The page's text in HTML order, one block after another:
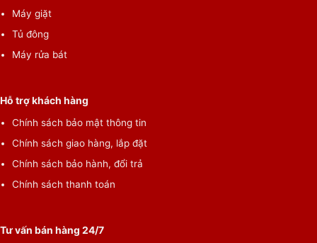
Máy giặt
Tủ đông
Máy rửa bát
Hỗ trợ khách hàng
Chính sách bảo mật thông tin
Chính sách giao hàng, lắp đặt
Chính sách bảo hành, đổi trả
Chính sách thanh toán
Tư vấn bán hàng 24/7